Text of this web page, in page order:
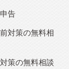
告
対策の無料相
策の無料相談